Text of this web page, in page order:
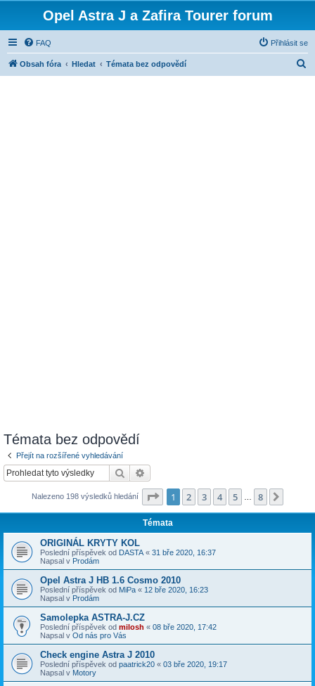
Opel Astra J a Zafira Tourer forum
FAQ Přihlásit se
Obsah fóra Hledat Témata bez odpovědí
Témata bez odpovědí
Přejít na rozšířené vyhledávání
Hledat
Nalezeno 198 výsledků hledání Stránka z
1 2 3 4 5 8
Témata
ORIGINÁL KRYTY KOL
Poslední příspěvek od DASTA « 31 bře 2020, 16:37
Napsal v Prodám
Opel Astra J HB 1.6 Cosmo 2010
Poslední příspěvek od MiPa « 12 bře 2020, 16:23
Napsal v Prodám
Samolepka ASTRA-J.CZ
Poslední příspěvek od milosh « 08 bře 2020, 17:42
Napsal v Od nás pro Vás
Check engine Astra J 2010
Poslední příspěvek od paatrick20 « 03 bře 2020, 19:17
Napsal v Motory